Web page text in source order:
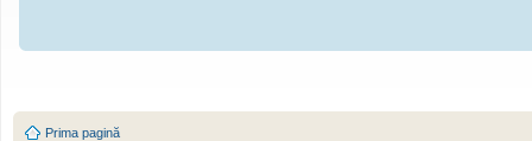
Prima pagină